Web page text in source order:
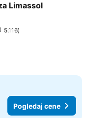
favorite
Limassol
5.116
Pogledaj cene